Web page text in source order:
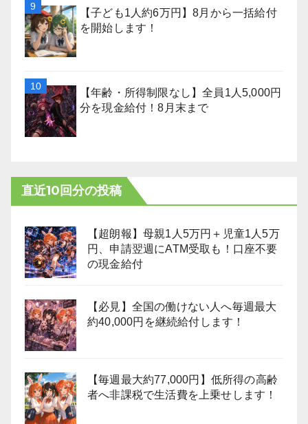
【子ども1人約6万円】8月から一括給付
を開始します！
【年齢・所得制限なし】全員1人5,000円
分を現金給付！8月末まで
直近10回分の投稿
【超朗報】母親1人5万円＋児童1人5万
円、申請翌週にATM受取も！口座不要
の現金給付
【必見】全国の働けない人へ毎週最大
約40,000円を継続給付します！
【毎週最大約77,000円】低所得の高齢
者へ非課税で生活費を上乗せします！